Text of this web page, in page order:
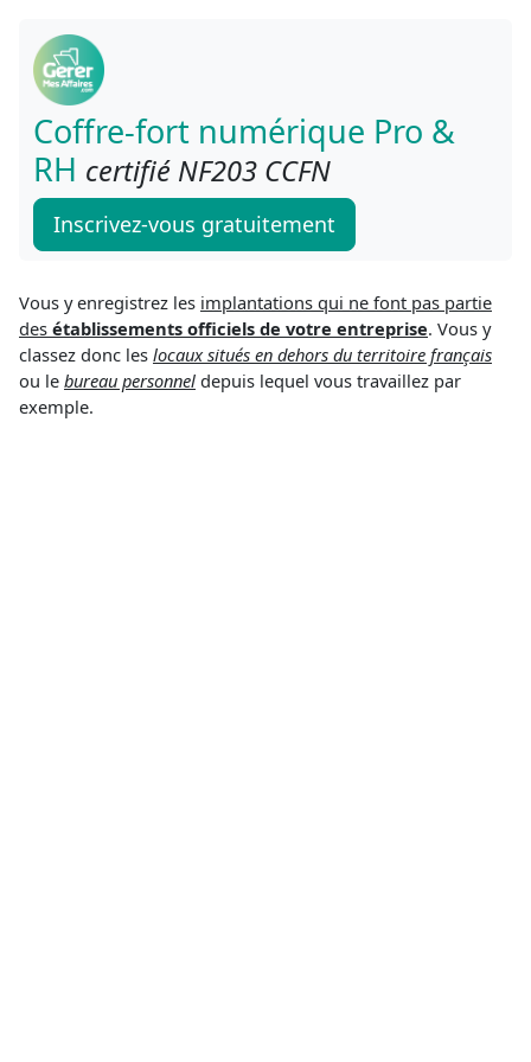
Coffre-fort numérique Pro &
RH certifié NF203 CCFN
Inscrivez-vous gratuitement
Vous y enregistrez les implantations qui ne font pas partie
des établissements officiels de votre entreprise. Vous y
classez donc les locaux situés en dehors du territoire français
ou le bureau personnel depuis lequel vous travaillez par
exemple.